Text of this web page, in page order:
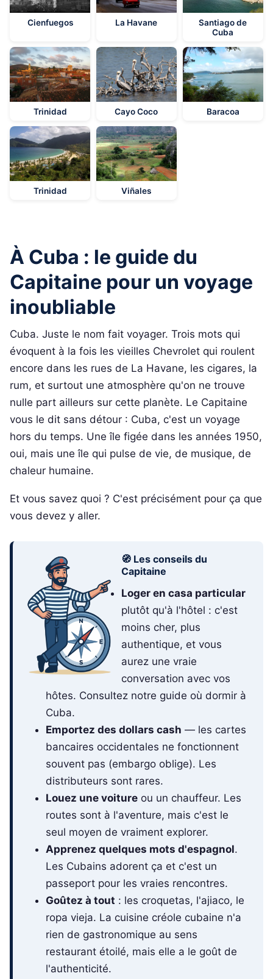
Cienfuegos La Havane
Santiago de
Cuba
Trinidad Cayo Coco Baracoa
Trinidad Viñales
À Cuba : le guide du
Capitaine pour un voyage
inoubliable
Cuba. Juste le nom fait voyager. Trois mots qui
évoquent à la fois les vieilles Chevrolet qui roulent
encore dans les rues de La Havane, les cigares, la
rum, et surtout une atmosphère qu'on ne trouve
nulle part ailleurs sur cette planète. Le Capitaine
vous le dit sans détour : Cuba, c'est un voyage
hors du temps. Une île figée dans les années 1950,
oui, mais une île qui pulse de vie, de musique, de
chaleur humaine.
Et vous savez quoi ? C'est précisément pour ça que
vous devez y aller.
🧭 Les conseils du
Capitaine
Loger en casa particular
plutôt qu'à l'hôtel : c'est
moins cher, plus
authentique, et vous
aurez une vraie
conversation avec vos
hôtes. Consultez notre guide où dormir à
Cuba.
Emportez des dollars cash — les cartes
bancaires occidentales ne fonctionnent
souvent pas (embargo oblige). Les
distributeurs sont rares.
Louez une voiture ou un chauffeur. Les
routes sont à l'aventure, mais c'est le
seul moyen de vraiment explorer.
Apprenez quelques mots d'espagnol.
Les Cubains adorent ça et c'est un
passeport pour les vraies rencontres.
Goûtez à tout : les croquetas, l'ajiaco, le
ropa vieja. La cuisine créole cubaine n'a
rien de gastronomique au sens
restaurant étoilé, mais elle a le goût de
l'authenticité.